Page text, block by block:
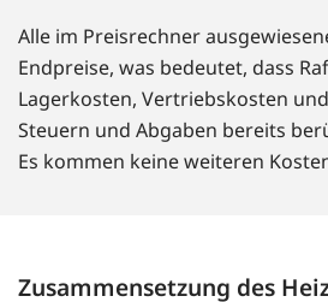
Alle im Preisrechner
Endpreise, was bedeutet, dass
Lagerkosten, Vertriebskosten
Steuern und Abgaben bereits
Es kommen keine weiteren
Zusammensetzung des